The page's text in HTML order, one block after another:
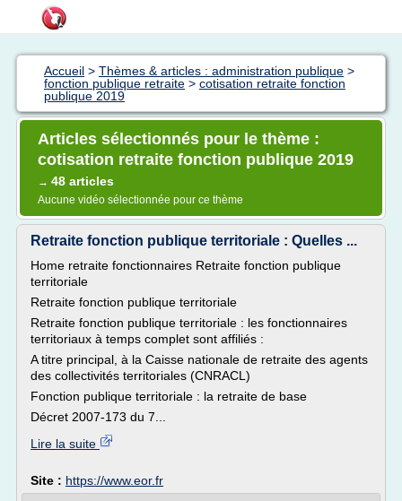
Accueil > Thèmes & articles : administration publique >
fonction publique retraite > cotisation retraite fonction
publique 2019
Articles sélectionnés pour le thème :
cotisation retraite fonction publique 2019
→ 48 articles
Aucune vidéo sélectionnée pour ce thème
Retraite fonction publique territoriale : Quelles ...
Home retraite fonctionnaires Retraite fonction publique
territoriale
Retraite fonction publique territoriale
Retraite fonction publique territoriale : les fonctionnaires
territoriaux à temps complet sont affiliés :
A titre principal, à la Caisse nationale de retraite des agents
des collectivités territoriales (CNRACL)
Fonction publique territoriale : la retraite de base
Décret 2007-173 du 7...
Lire la suite
Site : https://www.eor.fr